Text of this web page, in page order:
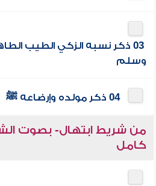
03 ذكر نسبه الزكي الطيب
وسلم
04 ذكر مولده وإرضاعه ﷺ
من شريط ابتهال- بصوت
كامل